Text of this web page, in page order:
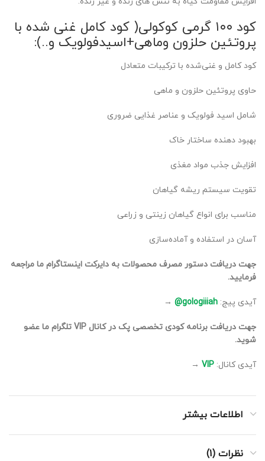
کود ۱۰۰ گرمی کوکولی( کود کامل غنی شده با
پروتئین حلزون وماهی+اسیدفولویک و..):
کود کامل و غنی‌شده با ترکیبات متعادل
حاوی پروتئین حلزون و ماهی
شامل اسید فولویک و عناصر غذایی ضروری
بهبود دهنده ساختار خاک
افزایش جذب مواد مغذی
تقویت سیستم ریشه گیاهان
مناسب برای انواع گیاهان زینتی و زراعی
آسان در استفاده و آماده‌سازی
جهت دریافت دستور مصرف محصولات به دایرکت اینستاگرام ما مراجعه
فرمایید.
آیدی پیج: gologiiiah@
→
جهت دریافت برنامه کودی تخصصی پک در کانال VIP تلگرام ما عضو
شوید.
آیدی کانال: VIP
→
اطلاعات بیشتر
نظرات (1)